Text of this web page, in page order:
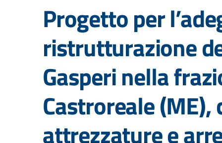
Progetto per
ristrutturazione
Gasperi nella
Castroreale
attrezzature e